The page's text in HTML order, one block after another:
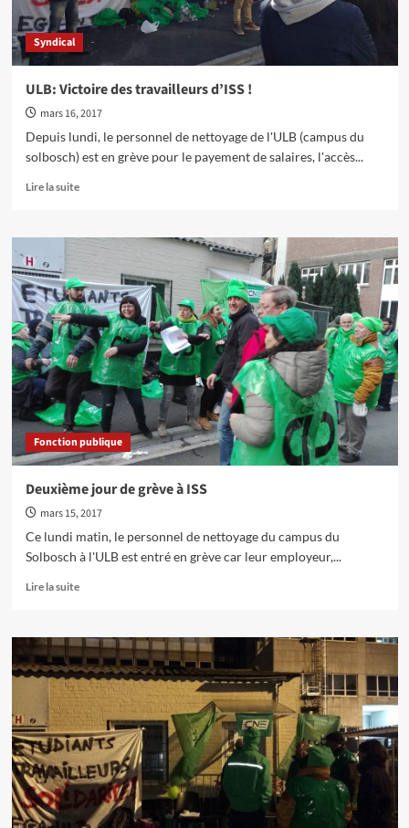
Syndical
ULB: Victoire des travailleurs d’ISS !
mars 16, 2017
Depuis lundi, le personnel de nettoyage de l'ULB (campus du
solbosch) est en grève pour le payement de salaires, l'accès...
Lire la suiteEn
sur
ULB:
des
travailleurs
d’ISS
!
Fonction publique
Deuxième jour de grève à ISS
mars 15, 2017
Ce lundi matin, le personnel de nettoyage du campus du
Solbosch à l'ULB est entré en grève car leur employeur,...
Lire la suiteEn
sur
Deuxième
jour
de
grève
à
ISS